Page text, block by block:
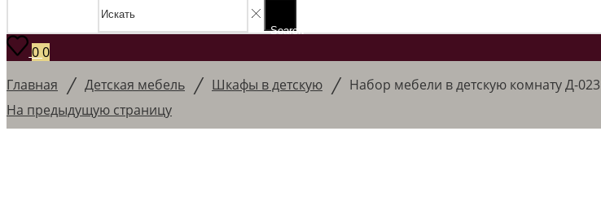
Search
00
Главная / Детская мебель / Шкафы в детскую / Набор мебели в детскую комнату Д-023
На предыдущую страницу